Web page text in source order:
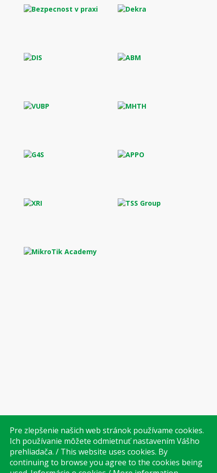
Pre zlepšenie našich web stránok používame cookies.
Ich používanie môžete odmietnuť nastavením Vášho
prehliadača. / This website uses cookies. By
continuing to browse you agree to the cookies being